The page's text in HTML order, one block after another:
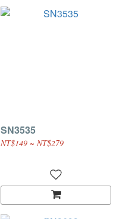
SN3535
NT$149 ~ NT$279